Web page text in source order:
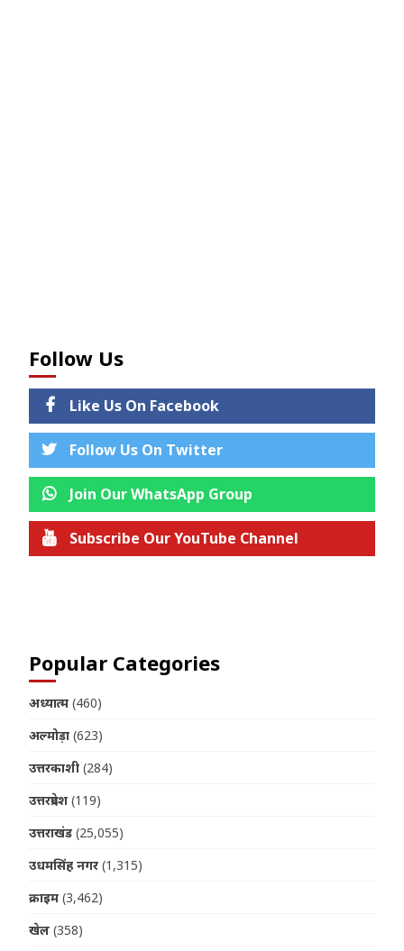
Follow Us
Like Us On Facebook
Follow Us On Twitter
Join Our WhatsApp Group
Subscribe Our YouTube Channel
Popular Categories
अध्यात्म (460)
अल्मोड़ा (623)
उत्तरकाशी (284)
उत्तरप्रदेश (119)
उत्तराखंड (25,055)
उधमसिंह नगर (1,315)
क्राइम (3,462)
खेल (358)